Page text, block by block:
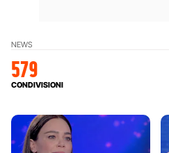
NEWS
579
CONDIVISIONI